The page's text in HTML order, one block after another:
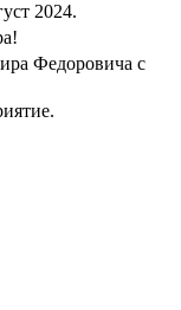
2024.
Федоровича с